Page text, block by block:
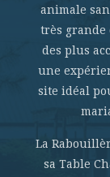
animale
très grande
des plus
une
site idéal
La
sa Table